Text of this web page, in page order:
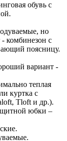
обувь с
но
комбинезон с
поясницу.
вариант -
теплая
куртка с
Tloft и др.).
юбки –